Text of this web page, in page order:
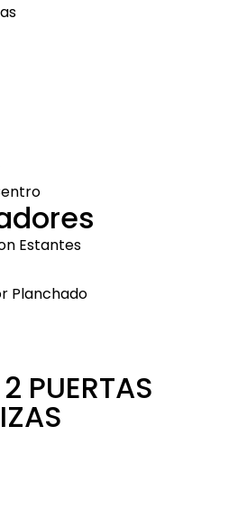
Estantes
Planchado
PUERTAS